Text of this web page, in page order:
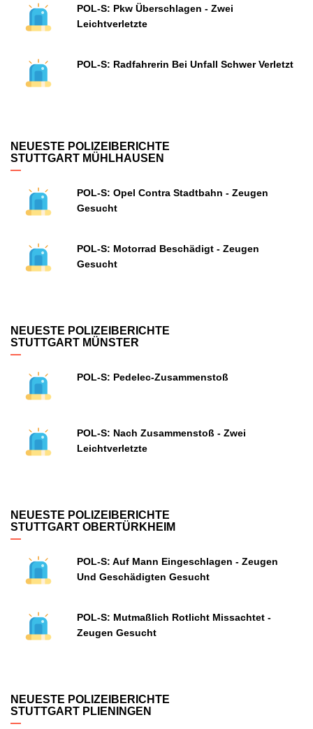
POL-S: Pkw Überschlagen - Zwei
Leichtverletzte
POL-S: Radfahrerin Bei Unfall Schwer Verletzt
NEUESTE POLIZEIBERICHTE
STUTTGART MÜHLHAUSEN
POL-S: Opel Contra Stadtbahn - Zeugen
Gesucht
POL-S: Motorrad Beschädigt - Zeugen
Gesucht
NEUESTE POLIZEIBERICHTE
STUTTGART MÜNSTER
POL-S: Pedelec-Zusammenstoß
POL-S: Nach Zusammenstoß - Zwei
Leichtverletzte
NEUESTE POLIZEIBERICHTE
STUTTGART OBERTÜRKHEIM
POL-S: Auf Mann Eingeschlagen - Zeugen
Und Geschädigten Gesucht
POL-S: Mutmaßlich Rotlicht Missachtet -
Zeugen Gesucht
NEUESTE POLIZEIBERICHTE
STUTTGART PLIENINGEN